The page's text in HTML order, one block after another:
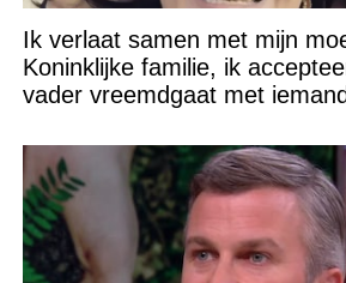
Ik verlaat samen met mijn
Koninklijke familie, ik
vader vreemdgaat met